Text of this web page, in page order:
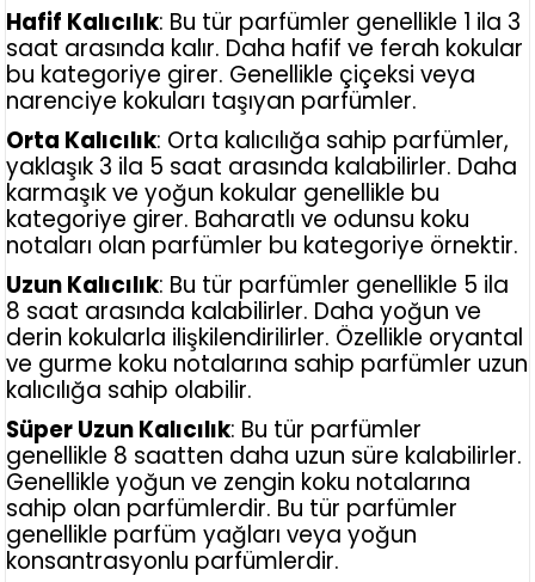
Hafif Kalıcılık: Bu tür parfümler genellikle 1 ila 3
saat arasında kalır. Daha hafif ve ferah kokular
bu kategoriye girer. Genellikle çiçeksi veya
narenciye kokuları taşıyan parfümler.
Orta Kalıcılık: Orta kalıcılığa sahip parfümler,
yaklaşık 3 ila 5 saat arasında kalabilirler. Daha
karmaşık ve yoğun kokular genellikle bu
kategoriye girer. Baharatlı ve odunsu koku
notaları olan parfümler bu kategoriye örnektir.
Uzun Kalıcılık: Bu tür parfümler genellikle 5 ila
8 saat arasında kalabilirler. Daha yoğun ve
derin kokularla ilişkilendirilirler. Özellikle oryantal
ve gurme koku notalarına sahip parfümler uzun
kalıcılığa sahip olabilir.
Süper Uzun Kalıcılık: Bu tür parfümler
genellikle 8 saatten daha uzun süre kalabilirler.
Genellikle yoğun ve zengin koku notalarına
sahip olan parfümlerdir. Bu tür parfümler
genellikle parfüm yağları veya yoğun
konsantrasyonlu parfümlerdir.